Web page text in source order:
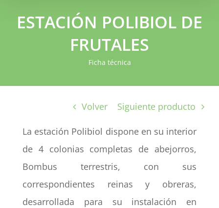
ESTACIÓN POLIBIOL DE
FRUTALES
Ficha técnica
Volver Siguiente producto
La estación Polibiol dispone en su interior
de 4 colonias completas de abejorros,
Bombus terrestris, con sus
correspondientes reinas y obreras,
desarrollada para su instalación en